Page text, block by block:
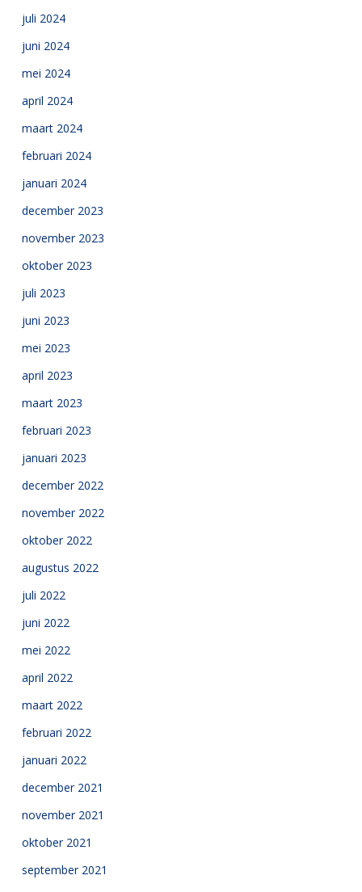
juli 2024
juni 2024
mei 2024
april 2024
maart 2024
februari 2024
januari 2024
december 2023
november 2023
oktober 2023
juli 2023
juni 2023
mei 2023
april 2023
maart 2023
februari 2023
januari 2023
december 2022
november 2022
oktober 2022
augustus 2022
juli 2022
juni 2022
mei 2022
april 2022
maart 2022
februari 2022
januari 2022
december 2021
november 2021
oktober 2021
september 2021